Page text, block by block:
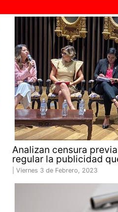
Analizan censura
regular la publicidad
Viernes 3 de Febrero, 2023